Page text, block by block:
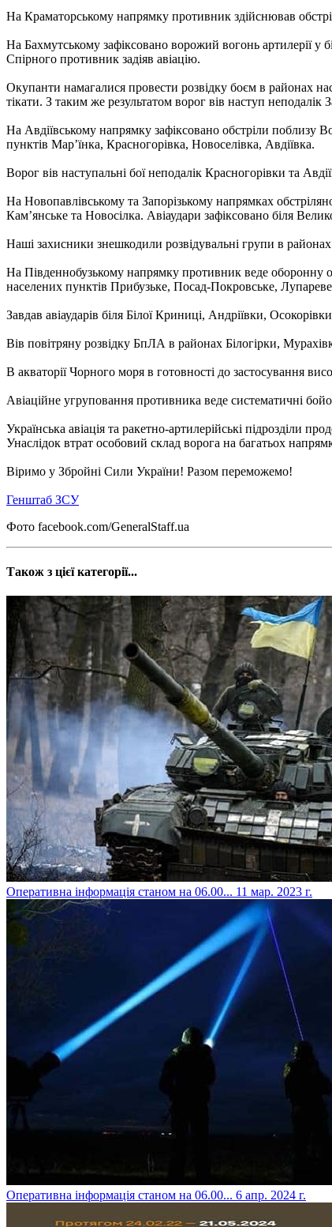
На Краматорському напрямку противник здійснював
На Бахмутському зафіксовано ворожий вогонь артилерії у
Спірного противник задіяв авіацію.
Окупанти намагалися провести розвідку боєм в районах
тікати. З таким же результатом ворог вів наступ неподалік
На Авдіївському напрямку зафіксовано обстріли поблизу
пунктів Мар’їнка, Красногорівка, Новоселівка, Авдіївка.
Ворог вів наступальні бої неподалік Красногорівки та
На Новопавлівському та Запорізькому напрямках
Кам’янське та Новосілка. Авіаудари зафіксовано біля
Наші захисники знешкодили розвідувальні групи в
На Південнобузькому напрямку противник веде оборонну
населених пунктів Прибузьке, Посад-Покровське,
Завдав авіаударів біля Білої Криниці, Андріївки,
Вів повітряну розвідку БпЛА в районах Білогірки,
В акваторії Чорного моря в готовності до застосування
Авіаційне угруповання противника веде систематичні
Українська авіація та ракетно-артилерійські підрозділи
Унаслідок втрат особовий склад ворога на багатьох
Віримо у Збройні Сили України! Разом переможемо!
Генштаб ЗСУ
Фото facebook.com/GeneralStaff.ua
Також з цієї категорії...
​Оперативна інформація станом на 06.00... 11 мар. 2023 г.
​Оперативна інформація станом на 06.00... 6 апр. 2024 г.